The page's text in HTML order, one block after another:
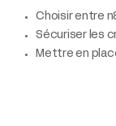
Choisir entre
Sécuriser les
Mettre en